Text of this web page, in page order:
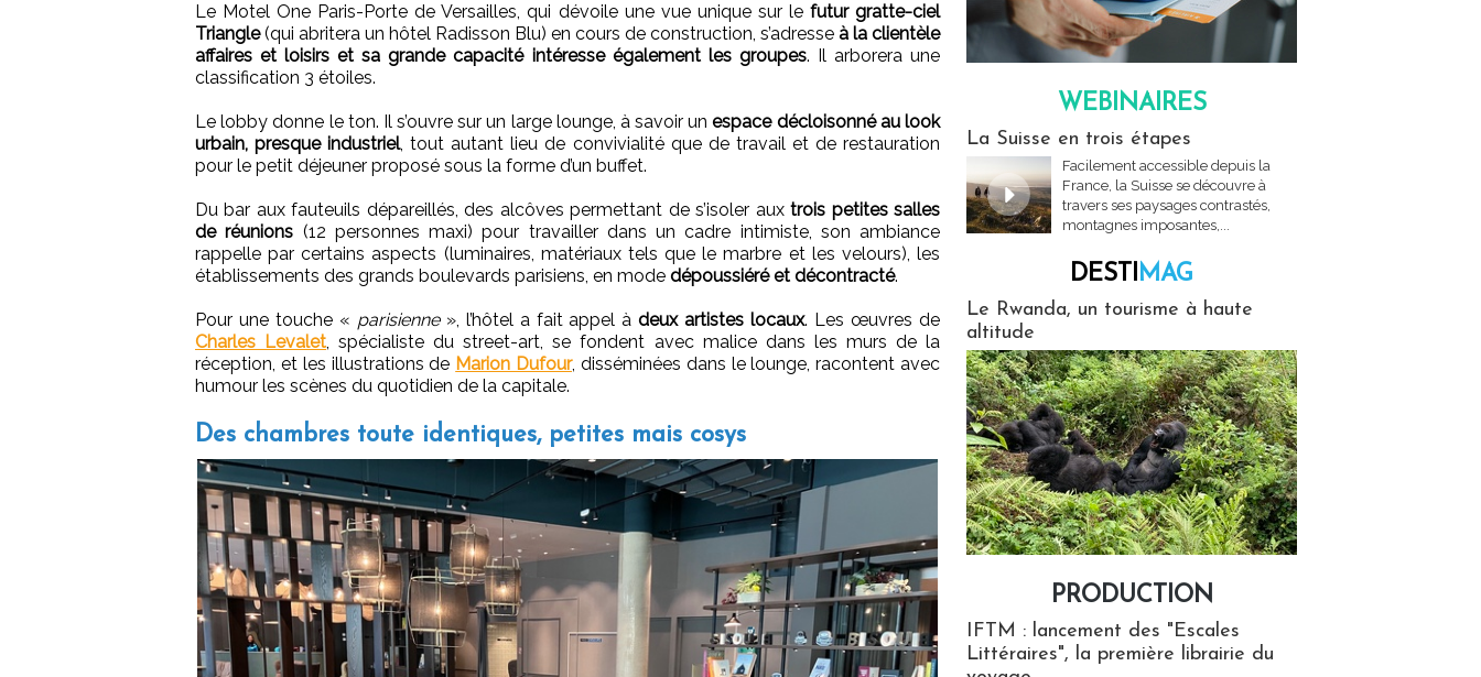
Le Motel One Paris-Porte de Versailles, qui dévoile une vue unique sur le futur gratte-ciel
Triangle(qui abritera un hôtel Radisson Blu) en cours de construction, s’adresse à la clientèle
affaires et loisirs et sa grande capacité intéresse également les groupes. Il arborera une
classification 3 étoiles.
Le lobby donne le ton. Il s’ouvre sur un large lounge, à savoir unespace décloisonné au look
urbain, presque industriel, tout autant lieu de convivialité que de travail et de restauration
pour le petit déjeuner proposé sous la forme d’un buffet.
Du bar aux fauteuils dépareillés, des alcôves permettant de s’isoler auxtrois petites salles
de réunions (12 personnes maxi) pour travailler dans un cadre intimiste, son ambiance
rappelle par certains aspects (luminaires, matériaux tels que le marbre et les velours), les
établissements des grands boulevards parisiens, en mode dépoussiéré et décontracté.
Pour une touche « parisienne», l’hôtel a fait appel àdeux artistes locaux. Les œuvres de
Charles Levalet, spécialiste du street-art, se fondent avec malice dans les murs de la
réception, et les illustrations de Marion Dufour, disséminées dans le lounge, racontent avec
humour les scènes du quotidien de la capitale.
Des chambres toute identiques, petites mais cosys
WEBINAIRES
La Suisse en trois étapes
Facilement accessible depuis la
France, la Suisse se découvre à
travers ses paysages contrastés,
montagnes imposantes,...
DESTIMAG
Le Rwanda, un tourisme à haute
altitude
PRODUCTION
IFTM : lancement des "Escales
Littéraires", la première librairie du